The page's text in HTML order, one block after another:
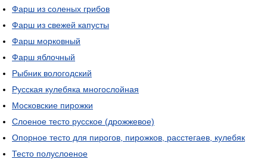
Фарш из соленых грибов
Фарш из свежей капусты
Фарш морковный
Фарш яблочный
Рыбник вологодский
Русская кулебяка многослойная
Московские пирожки
Слоеное тесто русское (дрожжевое)
Опорное тесто для пирогов, пирожков, расстегаев, кулебяк
Тесто полуслоеное